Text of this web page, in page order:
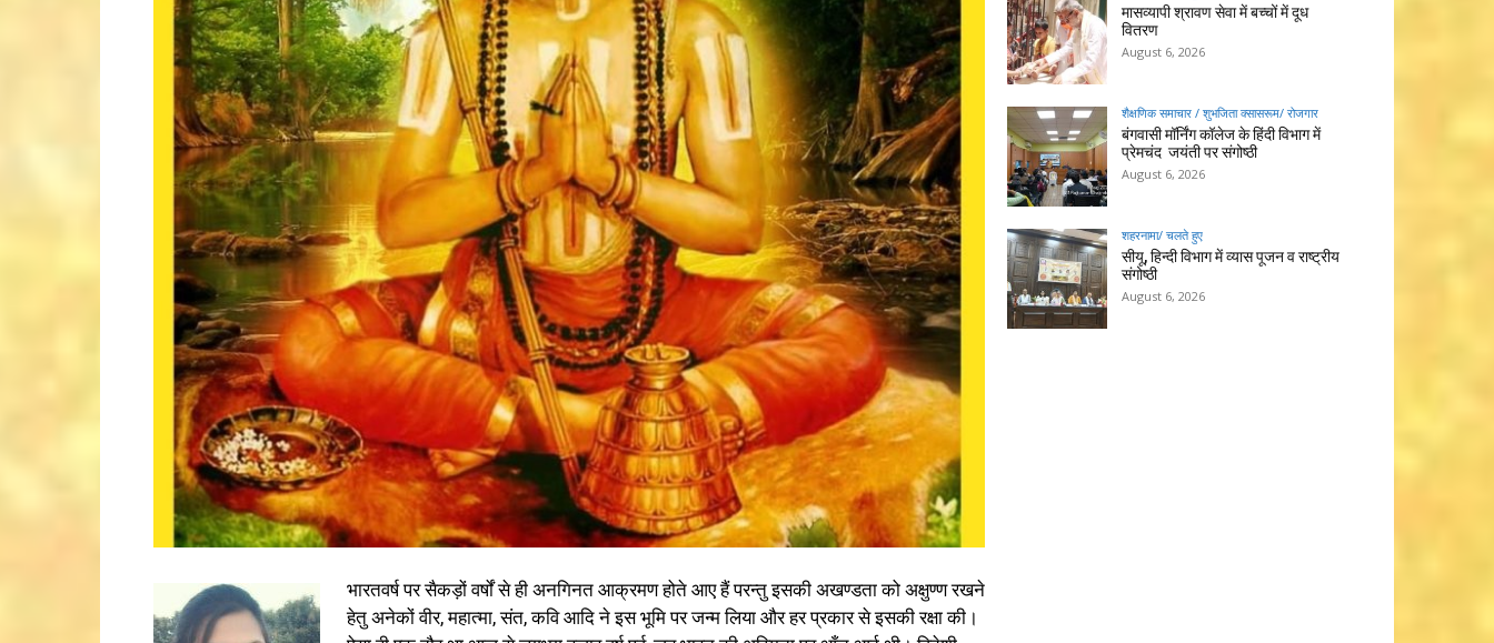
भारतवर्ष पर सैकड़ों वर्षों से ही अनगिनत आक्रमण होते आए हैं परन्तु इसकी अखण्डता को अक्षुण्ण रखने
हेतु अनेकों वीर, महात्मा, संत, कवि आदि ने इस भूमि पर जन्म लिया और हर प्रकार से इसकी रक्षा की।
मासव्यापी श्रावण सेवा में बच्चों में दूध
वितरण
August 6, 2026
शैक्षणिक समाचार / शुभजिता क्सासरूम/ रोजगार
बंगवासी मॉर्निंग कॉलेज के हिंदी विभाग में
प्रेमचंद जयंती पर संगोष्ठी
August 6, 2026
शहरनामा/ चलते हुए
सीयू, हिन्दी विभाग में व्यास पूजन व राष्ट्रीय
संगोष्ठी
August 6, 2026